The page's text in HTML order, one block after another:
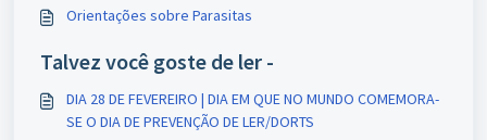
Orientações sobre Parasitas
Talvez você goste de ler -
DIA 28 DE FEVEREIRO | DIA EM QUE NO MUNDO COMEMORA-
SE O DIA DE PREVENÇÃO DE LER/DORTS